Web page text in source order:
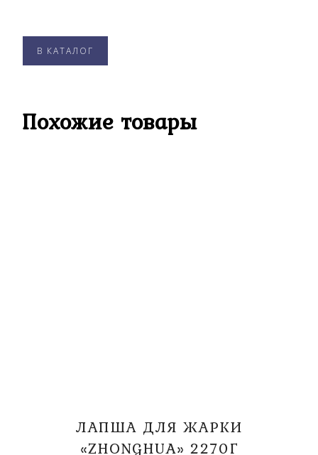
В КАТАЛОГ
Похожие товары
ЛАПША ДЛЯ ЖАРКИ
«ZHONGHUA» 2270Г